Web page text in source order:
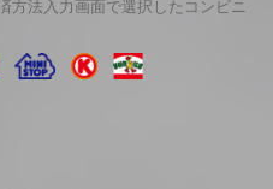
方法入力画面で選択したコンビニ